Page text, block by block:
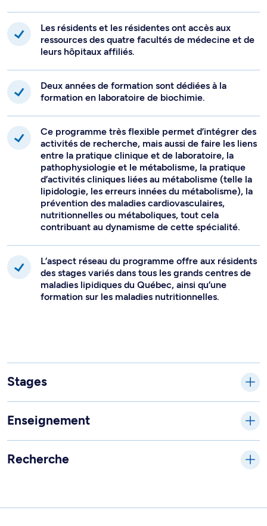
Les résidents et les résidentes ont accès aux
ressources des quatre facultés de médecine et de
leurs hôpitaux affiliés.
Deux années de formation sont dédiées à la
formation en laboratoire de biochimie.
Ce programme très flexible permet d’intégrer des
activités de recherche, mais aussi de faire les liens
entre la pratique clinique et de laboratoire, la
pathophysiologie et le métabolisme, la pratique
d’activités cliniques liées au métabolisme (telle la
lipidologie, les erreurs innées du métabolisme), la
prévention des maladies cardiovasculaires,
nutritionnelles ou métaboliques, tout cela
contribuant au dynamisme de cette spécialité.
L’aspect réseau du programme offre aux résidents
des stages variés dans tous les grands centres de
maladies lipidiques du Québec, ainsi qu’une
formation sur les maladies nutritionnelles.
Stages
Enseignement
Recherche